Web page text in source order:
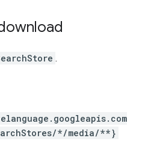
.
/*/media/**}